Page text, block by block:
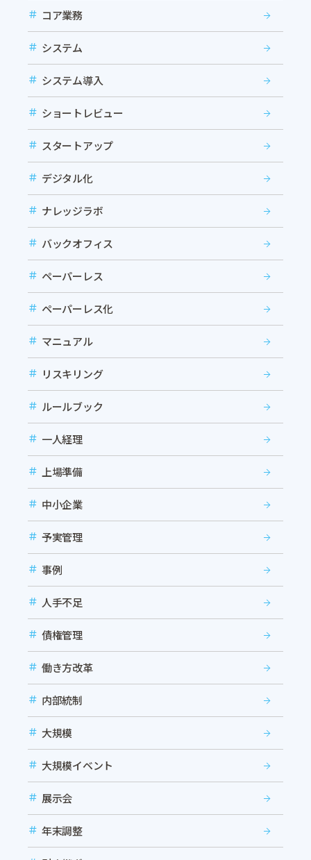
コア業務
システム
システム導入
ショートレビュー
スタートアップ
デジタル化
ナレッジラボ
バックオフィス
ペーパーレス
ペーパーレス化
マニュアル
リスキリング
ルールブック
一人経理
上場準備
中小企業
予実管理
事例
人手不足
債権管理
働き方改革
内部統制
大規模
大規模イベント
展示会
年末調整